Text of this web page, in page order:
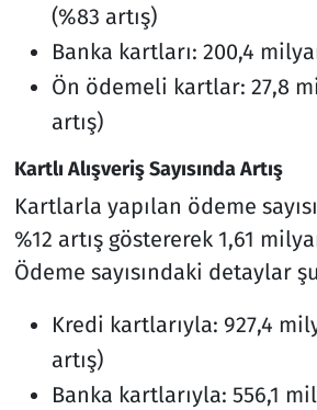
(%83 artış)
Banka kartları: 200,4
Ön ödemeli kartlar: 27,8
artış)
Kartlı Alışveriş Sayısında Artış
Kartlarla yapılan ödeme
%12 artış göstererek 1,61
Ödeme sayısındaki detaylar
Kredi kartlarıyla: 927,4
artış)
Banka kartlarıyla: 556,1